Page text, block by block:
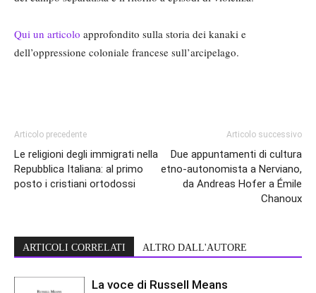
Qui un articolo approfondito sulla storia dei kanaki e
dell’oppressione coloniale francese sull’arcipelago.
Articolo precedente
Le religioni degli immigrati nella
Repubblica Italiana: al primo
posto i cristiani ortodossi
Articolo successivo
Due appuntamenti di cultura
etno-autonomista a Nerviano,
da Andreas Hofer a Émile
Chanoux
ARTICOLI CORRELATI ALTRO DALL'AUTORE
La voce di Russell Means